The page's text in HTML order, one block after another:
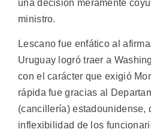
una decisión meramente
ministro.
Lescano fue enfático al
Uruguay logró traer a
con el carácter que exigió
rápida fue gracias al
(cancillería) estadounidense,
inflexibilidad de los